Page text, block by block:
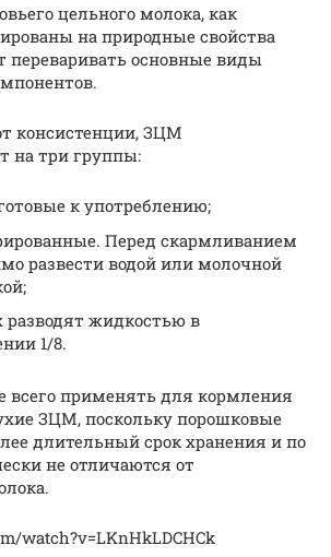
цельного молока, как
на природные свойства
переваривать основные виды
консистенции, ЗЦМ
на три группы:
к употреблению;
Перед скармливанием
развести водой или молочной
разводят жидкостью в
1/8.
всего применять для кормления
ЗЦМ, поскольку порошковые
длительный срок хранения и по
не отличаются от
watch?v=LKnHkLDCHCk